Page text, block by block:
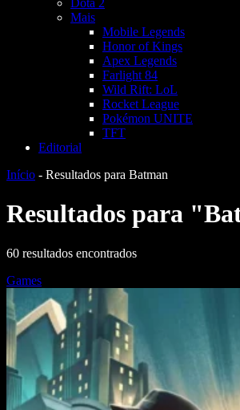
Dota 2
Mais
Mobile Legends
Honor of Kings
Apex Legends
Farlight 84
Wild Rift: LoL
Rocket League
Pokémon UNITE
TFT
Editorial
Início - Resultados para Batman
Resultados para
60 resultados encontrados
Games